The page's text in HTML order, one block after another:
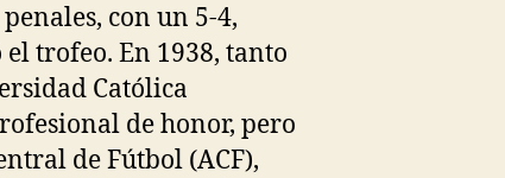
con un 5-4,
trofeo. En 1938, tanto
Católica
de honor, pero
de Fútbol (ACF),